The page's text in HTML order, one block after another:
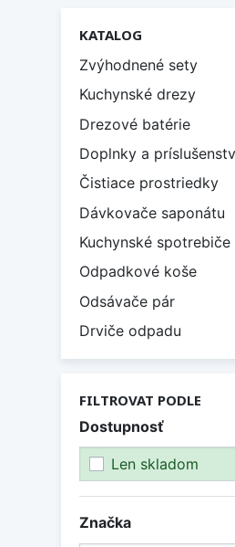
KATALOG
Zvýhodnené sety
Kuchynské drezy
Drezové batérie
Doplnky a
Čistiace prostriedky
Dávkovače saponátu
Kuchynské spotrebiče
Odpadkové koše
Odsávače pár
Drviče odpadu
FILTROVAT PODLE
Dostupnosť
Len skladom
Značka